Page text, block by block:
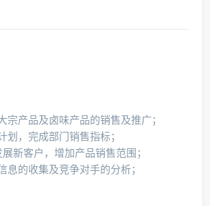
宗产品及卤味产品的销售及推广；
划，完成部门销售指标；
新客户，增加产品销售范围；
息的收集及竞争对手的分析；